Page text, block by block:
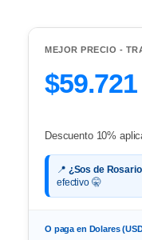
MEJOR PRECIO -
$59.721
Descuento 10%
📍 ¿Sos de
efectivo 🤫
O paga en Dolares